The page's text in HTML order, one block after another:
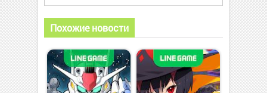
Похожие новости